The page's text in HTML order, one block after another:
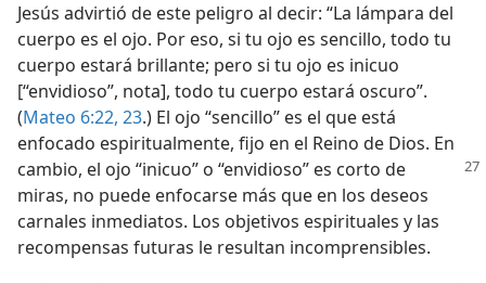
Jesús advirtió de este peligro al decir: “La lámpara del
cuerpo es el ojo. Por eso, si tu ojo es sencillo, todo tu
cuerpo estará brillante; pero si tu ojo es inicuo
[“envidioso”, nota], todo tu cuerpo estará oscuro”.
(Mateo 6:22, 23.) El ojo “sencillo” es el que está
enfocado espiritualmente, fijo en el Reino de Dios. En
cambio, el ojo “inicuo” o “envidioso” es corto de
miras, no puede enfocarse más que en los deseos
carnales inmediatos. Los objetivos espirituales y las
recompensas futuras le resultan incomprensibles.